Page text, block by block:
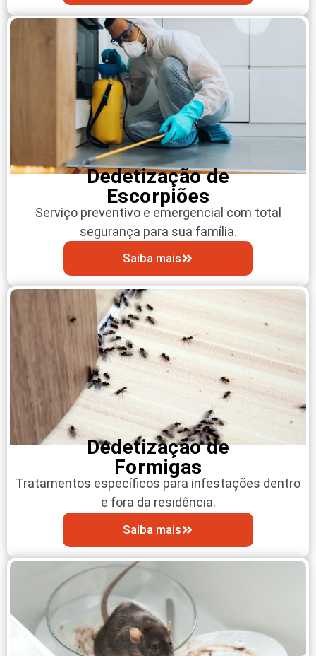
Dedetização de
Escorpiões
Serviço preventivo e emergencial com total
segurança para sua família.
Saiba mais
Dedetização de
Formigas
Tratamentos específicos para infestações dentro
e fora da residência.
Saiba mais